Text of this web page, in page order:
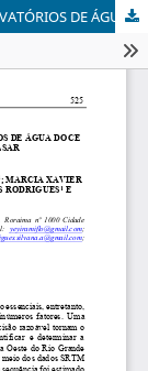
CAPACIDADE DE ARMAZENAMENTO DE RESERVATÓRIOS DE ÁGUA DOCE DERIVADOS DE DADOS SRTM E ALOS – PALSAR